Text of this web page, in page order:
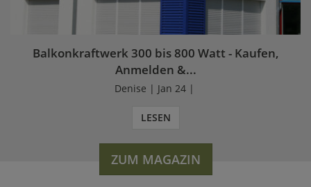
Balkonkraftwerk 300 bis 800 Watt - Kaufen,
Anmelden &...
Denise | Jan 24 |
LESEN
ZUM MAGAZIN